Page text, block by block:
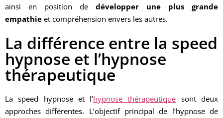
ainsi en position de développer une plus grande
empathie et compréhension envers les autres.
La différence entre la speed
hypnose et l’hypnose
thérapeutique
La speed hypnose et l’hypnose thérapeutique sont deux
approches différentes. L’objectif principal de l’hypnose de